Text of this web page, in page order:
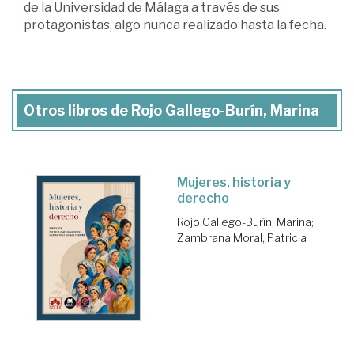
de la Universidad de Málaga a través de sus
protagonistas, algo nunca realizado hasta la fecha.
Otros libros de Rojo Gallego-Burín, Marina
Mujeres, historia y
derecho
Rojo Gallego-Burín, Marina;
Zambrana Moral, Patricia